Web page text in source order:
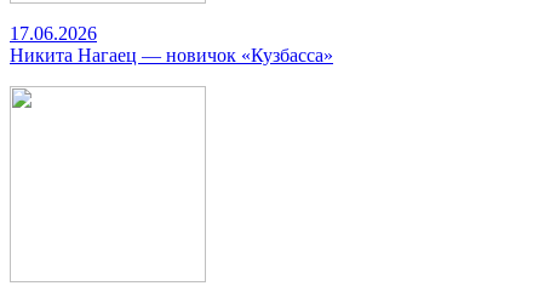
17.06.2026
Никита Нагаец — новичок «Кузбасса»